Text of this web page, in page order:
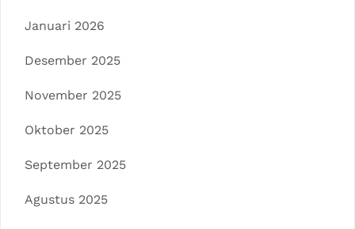
Januari 2026
Desember 2025
November 2025
Oktober 2025
September 2025
Agustus 2025